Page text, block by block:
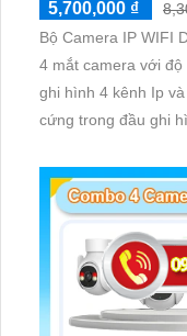
5,700,000 ₫
Bộ Camera IP WIFI
4 mắt camera với
ghi hình 4 kênh Ip
cứng trong đầu ghi
giám sát có màu